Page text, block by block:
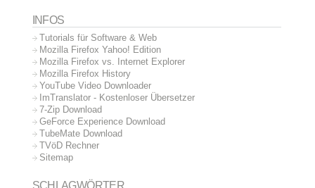
INFOS
Tutorials für Software & Web
Mozilla Firefox Yahoo! Edition
Mozilla Firefox vs. Internet Explorer
Mozilla Firefox History
YouTube Video Downloader
ImTranslator - Kostenloser Übersetzer
7-Zip Download
GeForce Experience Download
TubeMate Download
TVöD Rechner
Sitemap